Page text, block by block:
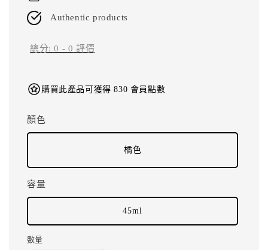
Authentic products
總分:0 - 0 評價
購買此產品可獲得 830 會員點數
顏色
橘色
容量
45ml
數量